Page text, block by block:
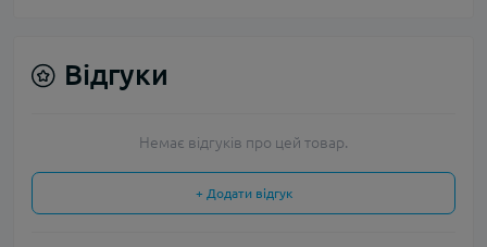
Відгуки
Немає відгуків про цей товар.
+ Додати відгук